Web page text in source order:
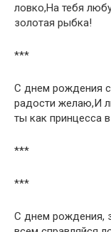
ловко,На тебя
золотая рыбка!
***
С днем рождения
радости желаю,И
ты как принцесса
***
***
С днем рождения,